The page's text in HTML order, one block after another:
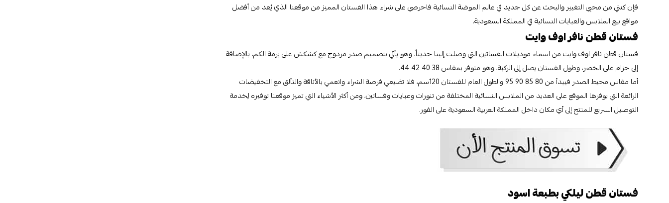
فإن كنتي من محبي التغيير والبحث عن كل جديد في عالم الموضة النسائية فاحرصي على شراء هذا الفستان المميز من موقعنا الذي يُعد من أفضل
مواقع بيع الملابس والعبايات النسائية في المملكة السعودية.
فستان قطن نافر اوف وايت
فستان قطن نافر اوف وايت من اسماء موديلات الفساتين التي وصلت إلينا حديثاً، وهو يأتي بتصميم صدر مزدوج مع كشكش على برمة الكم، بالإضافة
إلى حزام على الخصر، وطول الفستان يصل إلى الركبة، وهو متوفر بمقاس 38 40 42 44.
أما مقاس محيط الصدر فيبدأ من 80 85 90 95 والطول العام للفستان 120سم، فلا تضيعي فرصة الشراء وانعمي بالأناقة والتألق مع التخفيضات
الرائعة التي يوفرها الموقع على العديد من الملابس النسائية المختلفة من تنورات وعبايات وفساتين، ومن أكثر الأشياء التي تميز موقعنا توفيره لِخدمة
التوصيل السريع للمنتج إلى أي مكان داخل المملكة العربية السعودية على الفور.
فستان قطن ليلكي بطبعة اسود